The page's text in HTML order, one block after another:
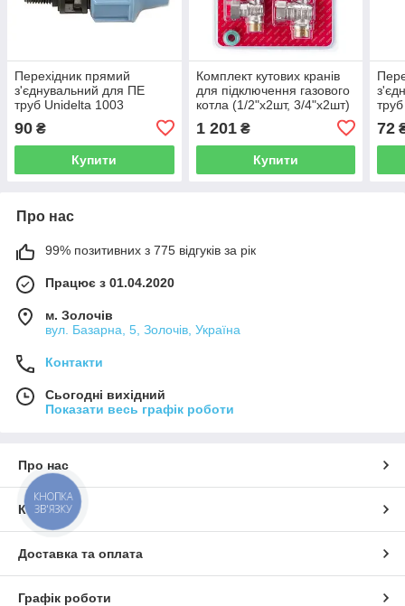
Перехідник прямий
з'єднувальний для ПЕ
труб Unidelta 1003
зовнішньою різьбою УФ
заxистом 67183
90 ₴
Купити
Комплект кутових кранів
для підключення газового
котла (1/2"x2шт, 3/4"x2шт)
KOER KR.1322 - KR3126
1 201₴
Купити
72
Про нас
99% позитивних з 775 відгуків за рік
Працює з 01.04.2020
м. Золочів
вул. Базарна, 5, Золочів, Україна
Контакти
Сьогодні вихідний
Показати весь графік роботи
Про нас
Контакти
Доставка та оплата
Графік роботи
КНОПКА
ЗВ'ЯЗКУ